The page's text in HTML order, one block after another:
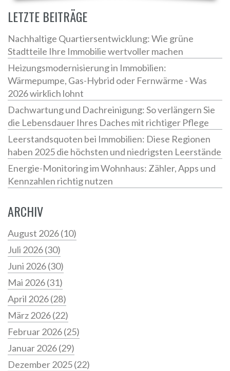
Entdecken Sie, was Käufer abschreckt und wie Sie den
Wert Ihrer Immobilie erhalten oder sogar steigern
können. Lesen Sie weiter für wertvolle Einblicke und
konkrete Ratschläge.
LETZTE BEITRÄGE
Nachhaltige Quartiersentwicklung: Wie grüne
Stadtteile Ihre Immobilie wertvoller machen
Heizungsmodernisierung in Immobilien:
Wärmepumpe, Gas-Hybrid oder Fernwärme - Was
2026 wirklich lohnt
Dachwartung und Dachreinigung: So verlängern Sie
die Lebensdauer Ihres Daches mit richtiger Pflege
Leerstandsquoten bei Immobilien: Diese Regionen
haben 2025 die höchsten und niedrigsten Leerstände
Energie-Monitoring im Wohnhaus: Zähler, Apps und
Kennzahlen richtig nutzen
ARCHIV
August 2026(10)
Juli 2026(30)
Juni 2026(30)
Mai 2026(31)
April 2026(28)
März 2026(22)
Februar 2026(25)
Januar 2026(29)
Dezember 2025(22)